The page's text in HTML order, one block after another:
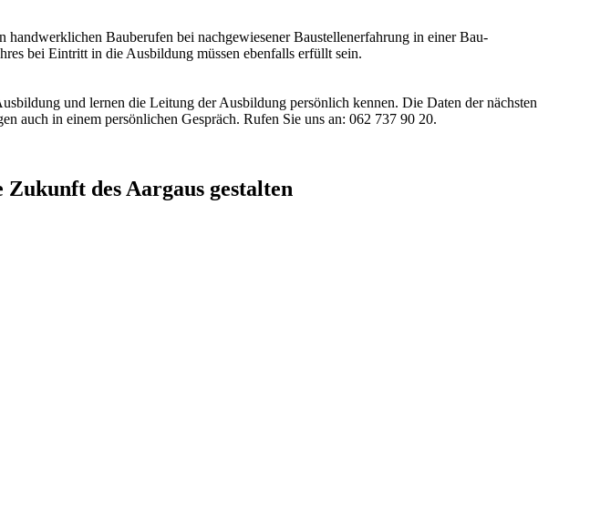
Bauberufen bei nachgewiesener Baustellenerfahrung in einer Bau-
bei Eintritt in die Ausbildung müssen ebenfalls erfüllt sein.
und lernen die Leitung der Ausbildung persönlich kennen. Die Daten der nächsten
auch in einem persönlichen Gespräch. Rufen Sie uns an: 062 737 90 20.
des Aargaus gestalten